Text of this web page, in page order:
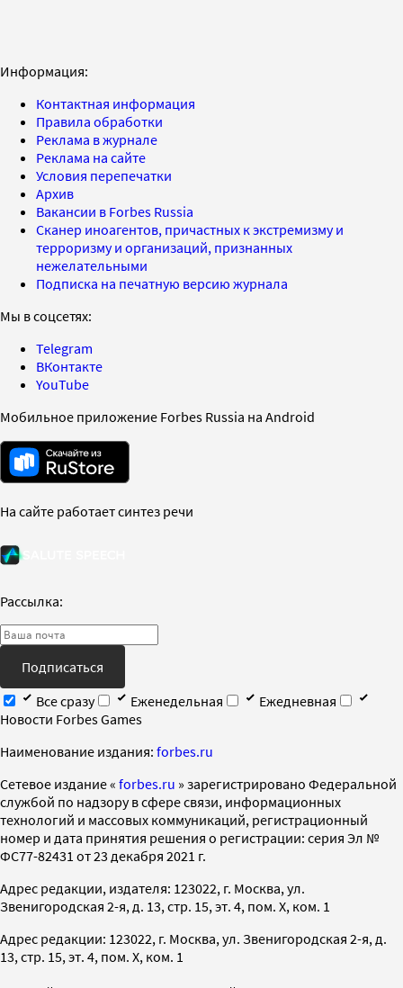
Информация:
Контактная информация
Правила обработки
Реклама в журнале
Реклама на сайте
Условия перепечатки
Архив
Вакансии в Forbes Russia
Сканер иноагентов, причастных к экстремизму и
терроризму и организаций, признанных
нежелательными
Подписка на печатную версию журнала
Мы в соцсетях:
Telegram
ВКонтакте
YouTube
Мобильное приложение Forbes Russia на Android
На сайте работает синтез речи
Рассылка:
Подписаться
Все сразу
Еженедельная
Ежедневная
Новости Forbes Games
Наименование издания: forbes.ru
Cетевое издание « forbes.ru » зарегистрировано Федеральной
службой по надзору в сфере связи, информационных
технологий и массовых коммуникаций, регистрационный
номер и дата принятия решения о регистрации: серия Эл №
ФС77-82431 от 23 декабря 2021 г.
Адрес редакции, издателя: 123022, г. Москва, ул.
Звенигородская 2-я, д. 13, стр. 15, эт. 4, пом. X, ком. 1
Адрес редакции: 123022, г. Москва, ул. Звенигородская 2-я, д.
13, стр. 15, эт. 4, пом. X, ком. 1